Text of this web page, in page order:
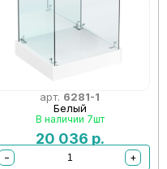
арт. 6281-1
Белый
В наличии 7шт
20 036 р.
−
+